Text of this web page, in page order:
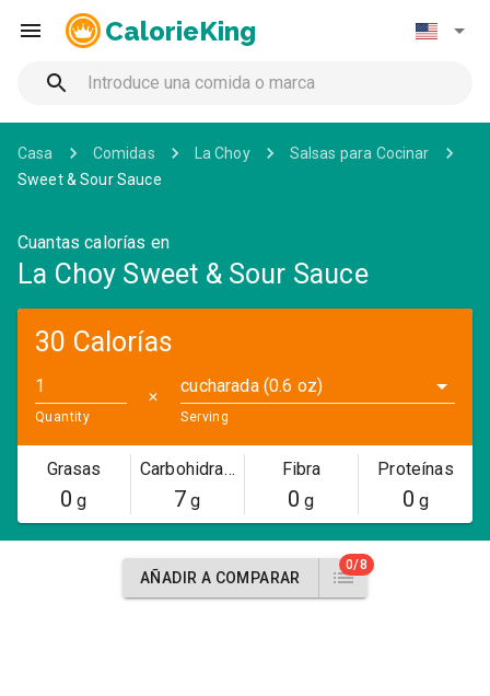
CalorieKing
Casa Comidas La Choy
Salsas para Cocinar
Sweet & Sour Sauce
Cuantas calorías en
La Choy Sweet & Sour Sauce
30 Calorías
Quantity
✕
cucharada (0.6 oz)
Serving
Grasas
0 g
Carbohidratos
7 g
Fibra
0 g
Proteínas
0 g
AÑADIR A COMPARAR
0/8